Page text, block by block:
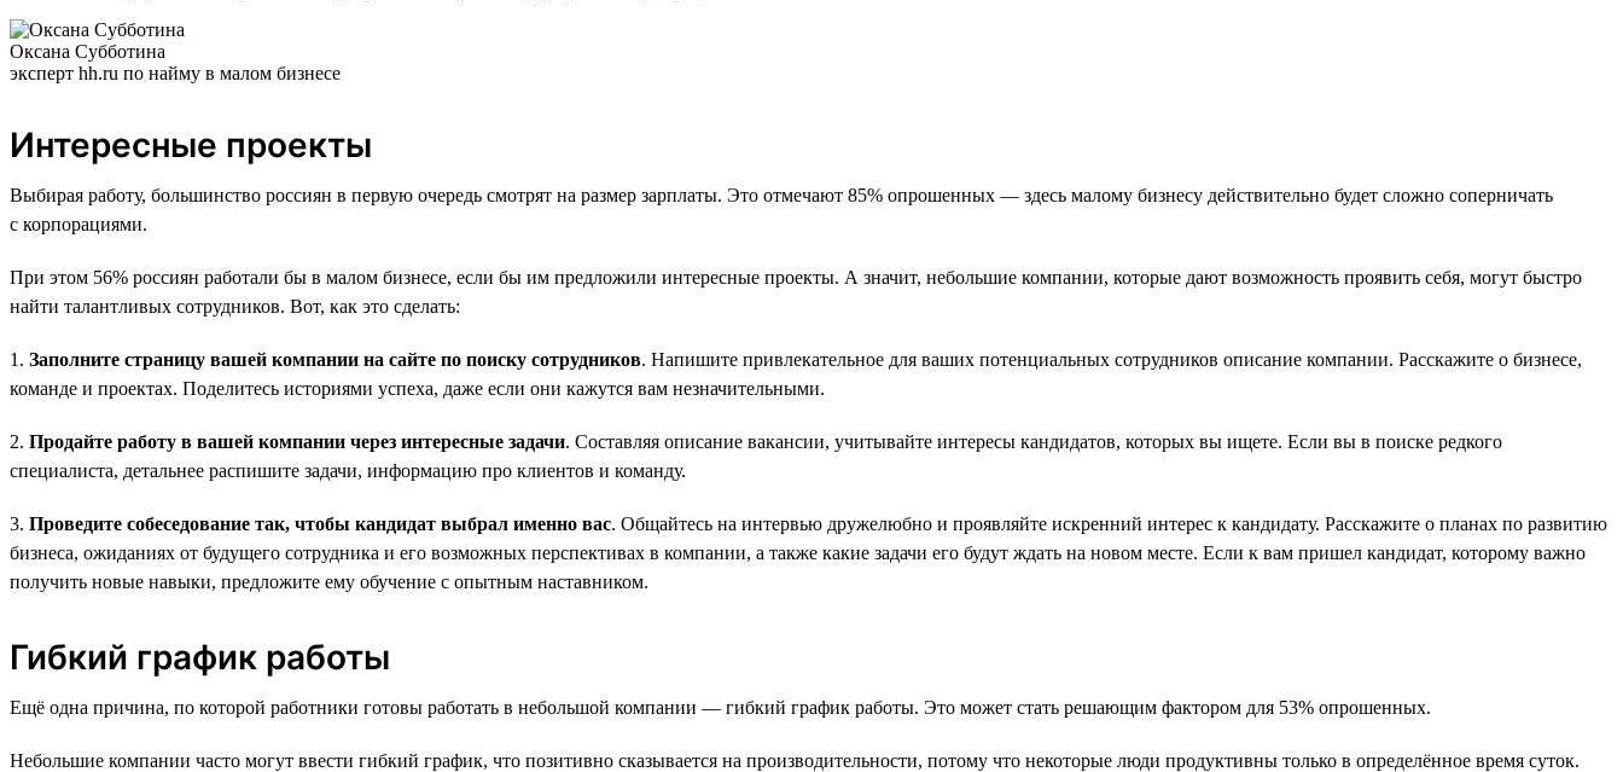
Оксана Субботина
эксперт hh.ru по найму в малом бизнесе
Интересные проекты
Выбирая работу, большинство россиян в первую очередь смотрят на размер зарплаты. Это отмечают 85% опрошенных — здесь малому бизнесу действительно будет сложно соперничать
с корпорациями.
При этом 56% россиян работали бы в малом бизнесе, если бы им предложили интересные проекты. А значит, небольшие компании, которые дают возможность проявить себя, могут быстро
найти талантливых сотрудников. Вот, как это сделать:
1. Заполните страницу вашей компании на сайте по поиску сотрудников. Напишите привлекательное для ваших потенциальных сотрудников описание компании. Расскажите о бизнесе,
команде и проектах. Поделитесь историями успеха, даже если они кажутся вам незначительными.
2. Продайте работу в вашей компании через интересные задачи. Составляя описание вакансии, учитывайте интересы кандидатов, которых вы ищете. Если вы в поиске редкого
специалиста, детальнее распишите задачи, информацию про клиентов и команду.
3. Проведите собеседование так, чтобы кандидат выбрал именно вас. Общайтесь на интервью дружелюбно и проявляйте искренний интерес к кандидату. Расскажите о планах по развитию
бизнеса, ожиданиях от будущего сотрудника и его возможных перспективах в компании, а также какие задачи его будут ждать на новом месте. Если к вам пришел кандидат, которому важно
получить новые навыки, предложите ему обучение с опытным наставником.
Гибкий график работы
Ещё одна причина, по которой работники готовы работать в небольшой компании — гибкий график работы. Это может стать решающим фактором для 53% опрошенных.
Небольшие компании часто могут ввести гибкий график, что позитивно сказывается на производительности, потому что некоторые люди продуктивны только в определённое время суток.